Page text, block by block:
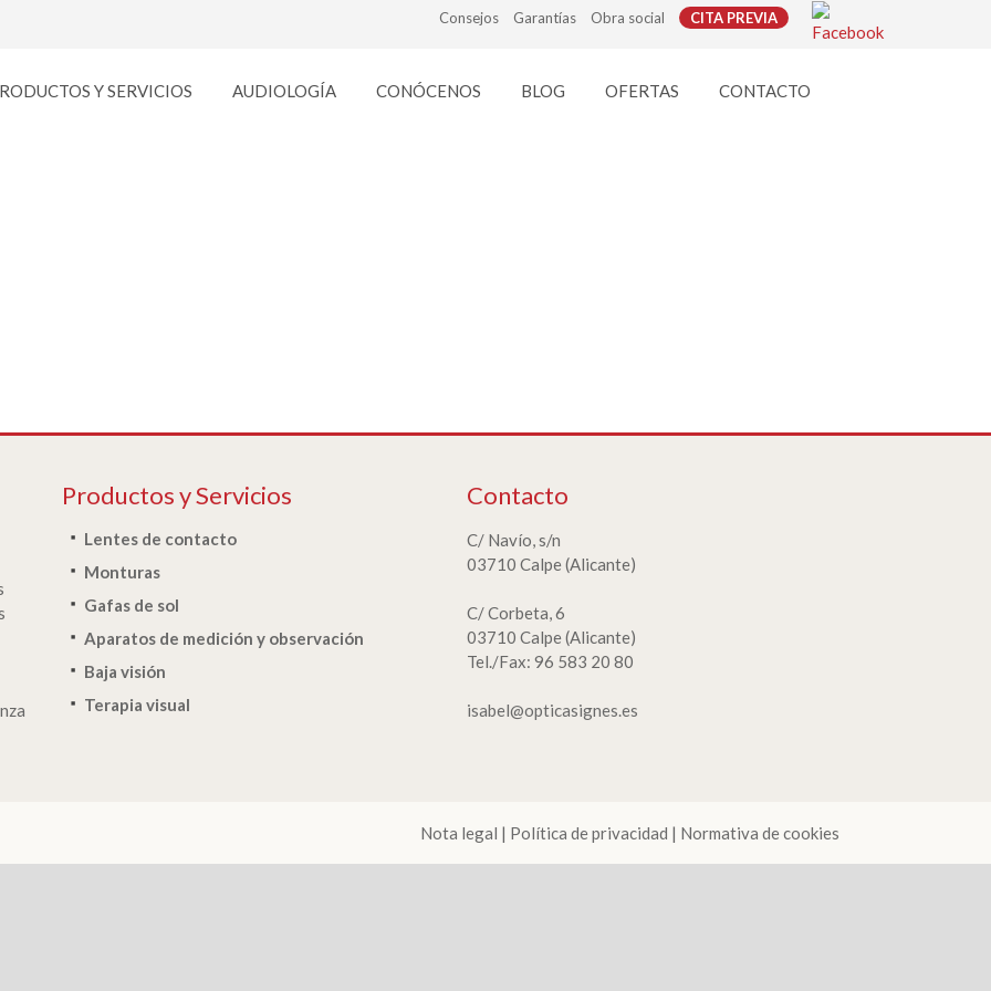
Consejos Garantías Obra social CITA PREVIA
Y SERVICIOS AUDIOLOGÍA CONÓCENOS BLOG OFERTAS CONTACTO
Productos y Servicios
Lentes de contacto
Monturas
Gafas de sol
Aparatos de medición y observación
Baja visión
Terapia visual
Contacto
C/ Navío, s/n
03710 Calpe (Alicante)
C/ Corbeta, 6
03710 Calpe (Alicante)
Tel./Fax: 96 583 20 80
isabel@opticasignes.es
Nota legal | Política de privacidad | Normativa de cookies